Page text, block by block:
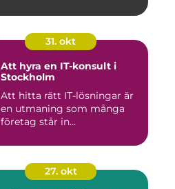
31. okt
Att hyra en IT-konsult i
Stockholm
Att hitta rätt IT-lösningar är
en utmaning som många
företag står in...
27. okt